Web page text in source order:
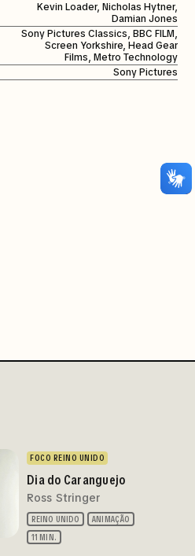
Kevin Loader, Nicholas Hytner,
Damian Jones
Sony Pictures Classics, BBC FILM,
Screen Yorkshire, Head Gear
Films, Metro Technology
Sony Pictures
FOCO REINO UNIDO
Dia do Caranguejo
Ross Stringer
REINO UNIDO
ANIMAÇÃO
11 MIN.